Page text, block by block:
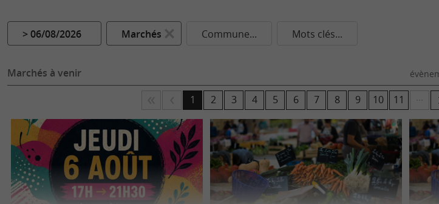
histoires, découvrir leur manière de travailler et surtout déguster les produits de leur
Le Béarn offre aussi de délicieux légumes comme le haricot tarbais, encore appelé
label IGP et reconnue Label Rouge. Les montagnes, cadre idéal pour l’élevage de
étals de marchés
du Béarn. Cabécou, crottin ou cabri des Pyrénées, vous allez
Envie de cuisiner ? Ça tombe bien, vous avez désormais le panier plein de produits
rester typiquement béarnais, pourquoi ne pas préparer une poule au pot (façon
Monein ou le safran de Lucq-sur-Béarn, des produits locaux également présents sur
Bonne visite des marchés du Béarn !
> 06/08/2026 Marchés Commune... Mots clés...
Marchés à venir
1 2 3 4 5 6 7 8 9 10 11